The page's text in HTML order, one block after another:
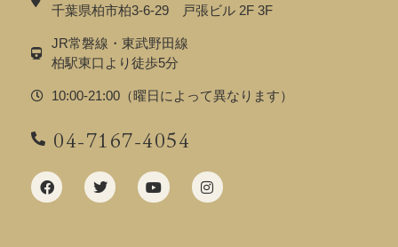
千葉県柏市柏3-6-29 戸張ビル 2F 3F
JR常磐線・東武野田線
柏駅東口より徒歩5分
10:00-21:00（曜日によって異なります）
04-7167-4054